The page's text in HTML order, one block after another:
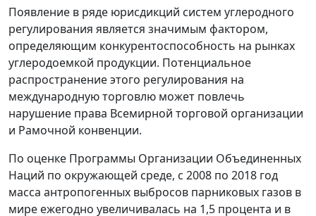
Появление в ряде юрисдикций систем углеродного
регулирования является значимым фактором,
определяющим конкурентоспособность на рынках
углеродоемкой продукции. Потенциальное
распространение этого регулирования на
международную торговлю может повлечь
нарушение права Всемирной торговой организации
и Рамочной конвенции.
По оценке Программы Организации Объединенных
Наций по окружающей среде, с 2008 по 2018 год
масса антропогенных выбросов парниковых газов в
мире ежегодно увеличивалась на 1,5 процента и в